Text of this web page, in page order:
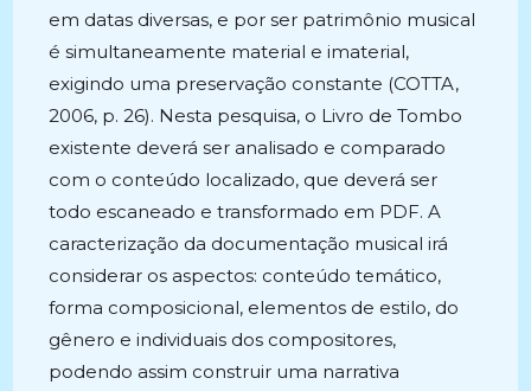
em datas diversas, e por ser patrimônio musical
é simultaneamente material e imaterial,
exigindo uma preservação constante (COTTA,
2006, p. 26). Nesta pesquisa, o Livro de Tombo
existente deverá ser analisado e comparado
com o conteúdo localizado, que deverá ser
todo escaneado e transformado em PDF. A
caracterização da documentação musical irá
considerar os aspectos: conteúdo temático,
forma composicional, elementos de estilo, do
gênero e individuais dos compositores,
podendo assim construir uma narrativa